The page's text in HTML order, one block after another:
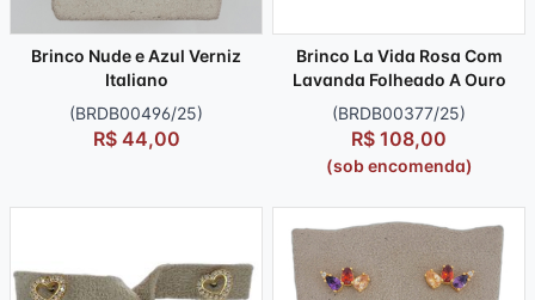
Brinco Nude e Azul Verniz
Italiano
(BRDB00496/25)
R$ 44,00
Brinco La Vida Rosa Com
Lavanda Folheado A Ouro
(BRDB00377/25)
R$ 108,00
(sob encomenda)